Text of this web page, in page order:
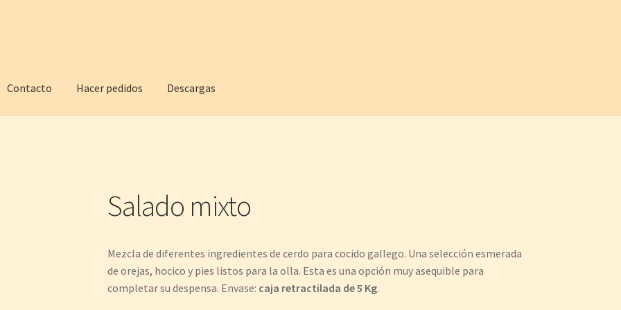
Contacto Hacer pedidos Descargas
Salado mixto
Mezcla de diferentes ingredientes de cerdo para cocido gallego. Una selección esmerada
de orejas, hocico y pies listos para la olla. Esta es una opción muy asequible para
completar su despensa. Envase: caja retractilada de 5 Kg.